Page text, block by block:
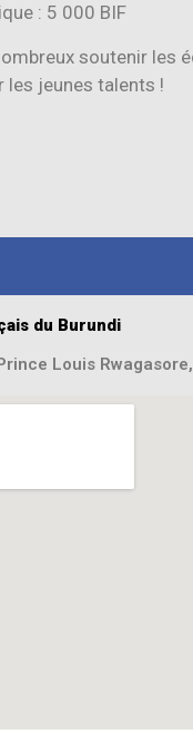
: 5 000 BIF
soutenir les
les jeunes talents !
du Burundi
Louis